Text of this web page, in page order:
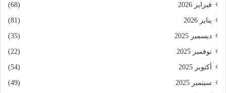
فبراير 2026 (68)
يناير 2026 (81)
ديسمبر 2025 (35)
نوفمبر 2025 (22)
أكتوبر 2025 (54)
سبتمبر 2025 (49)